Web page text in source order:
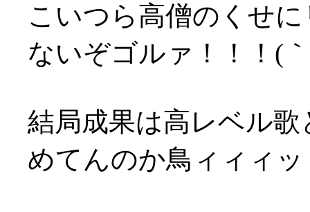
こいつら高僧のくせ
ないぞゴルァ！！！(
結局成果は高レベル
めてんのか鳥ィィィッ